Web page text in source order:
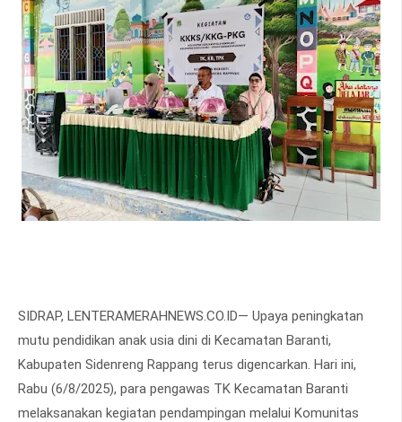
SIDRAP, LENTERAMERAHNEWS.CO.ID— Upaya peningkatan
mutu pendidikan anak usia dini di Kecamatan Baranti,
Kabupaten Sidenreng Rappang terus digencarkan. Hari ini,
Rabu (6/8/2025), para pengawas TK Kecamatan Baranti
melaksanakan kegiatan pendampingan melalui Komunitas